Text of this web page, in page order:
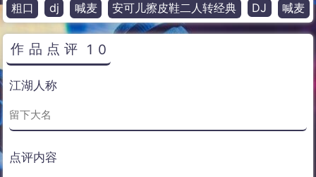
粗口 dj 喊麦 安可儿擦皮鞋二人转经典 DJ 喊麦
作品点评 10
江湖人称
点评内容